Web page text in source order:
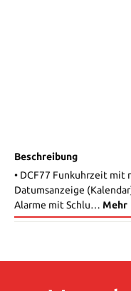
Beschreibung
• DCF77 Funkuhrzeit
Datumsanzeige
Alarme mit Schlu… Mehr